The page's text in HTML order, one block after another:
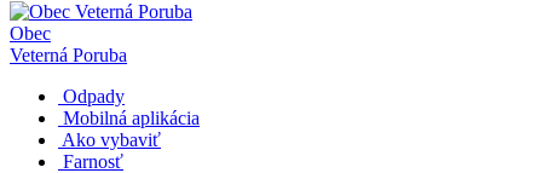
Obec
Veterná Poruba
Odpady
Mobilná aplikácia
Ako vybaviť
Farnosť